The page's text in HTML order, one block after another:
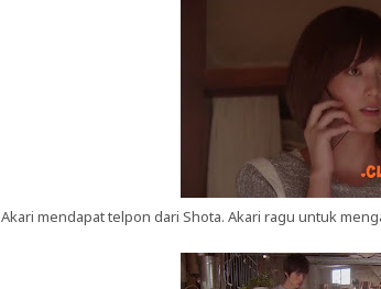
Akari mendapat telpon dari Shota. Akari ragu untuk